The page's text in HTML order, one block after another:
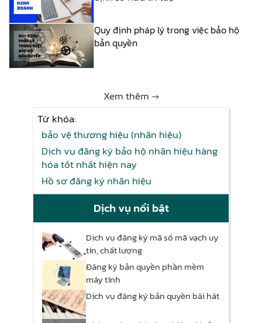
Quy định pháp lý trong việc bảo hộ
bản quyền
Xem thêm →
Từ khóa:
bảo vệ thương hiệu (nhãn hiệu)
Dịch vụ đăng ký bảo hộ nhãn hiệu hàng
hóa tốt nhất hiện nay
Hồ sơ đăng ký nhãn hiệu
Dịch vụ nổi bật
Dịch vụ đăng ký mã số mã vạch uy
tín, chất lượng
Đăng ký bản quyền phần mềm
máy tính
Dịch vụ đăng ký bản quyền bài hát